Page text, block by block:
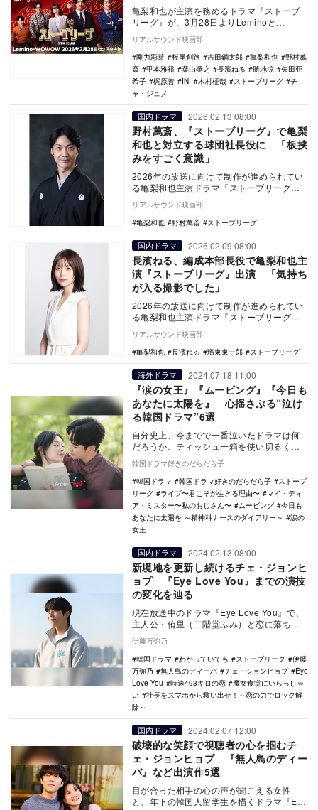
亀梨和也が主演を務めるドラマ『ストーブ
リーグ』が、3月28日よりLeminoと
WOWOWにて一挙放送・配信されることが
決定。あわ…
リアルサウンド映画部
剛力彩芽
板尾創路 吉田鋼太郎 亀梨和也
野村萬
斎
甲本雅裕 葉山奨之 長濱ねる 勝地涼
矢田亜
希子
梶原善 INI 木村柾哉 ストーブリーグ
チ
ャ・ジュノ
国内ドラマ 2026.02.13 08:00
野村萬斎、『ストーブリーグ』で亀梨
和也と対立する球団社長役に 「板挟
みをすごく意識」
2026年の放送に向けて制作が進められてい
る亀梨和也主演ドラマ『ストーブリーグ』
に野村萬斎が出演することが決定した。
本作は…
リアルサウンド映画部
亀梨和也
野村萬斎 ストーブリーグ
国内ドラマ 2026.02.09 08:00
長濱ねる、編成本部長役で亀梨和也主
演『ストーブリーグ』出演 「気持ち
が入る撮影でした」
2026年の放送に向けて制作が進められてい
る亀梨和也主演ドラマ『ストーブリーグ』
に長濱ねるが出演することが発表された。
本作…
リアルサウンド映画部
亀梨和也
長濱ねる 瑠東東一郎 ストーブリーグ
海外ドラマ 2024.07.18 11:00
『涙の女王』『ムービング』『今日も
あなたに太陽を』 心揺さぶる“泣け
る韓国ドラマ”6選
自分史上、今までで一番泣いたドラマは何
だろうか。ティッシュ一箱を使い切るくら
てしまったり、…
韓国ドラマ好きのだらだら子
韓国ドラマ
韓国ドラマ好きのだらだら子
ストーブ
リーグ
ライブ〜君こそが生きる理由〜
マイ・ディ
ア・ミスター〜私のおじさん〜
ムービング
今日も
あなたに太陽を ～精神科ナースのダイアリー～
涙の
女王
国内ドラマ 2024.02.13 08:00
新境地を更新し続けるチェ・ジョンヒ
ョプ 『Eye Love You』までの演技
の変化を辿る
現在放送中のドラマ『Eye Love You』で、
主人公・侑里（二階堂ふみ）と恋に落ちる
韓国人留学生ユン・テオを演じているチ
ェ・…
伊藤万弥乃
韓国ドラマ
わかっていても ストーブリーグ
伊藤
万弥乃
無人島のディーバ チェ・ジョンヒョプ
Eye
Love You
時速493キロの恋
魔女食堂にいらっしゃ
い
社長をスマホから救い出せ！～恋の力でロック解
除～
国内ドラマ 2024.02.07 12:00
破壊的な笑顔で視聴者の心を掴むチ
ェ・ジョンヒョプ 『無人島のディー
バ』など出演作5選
目が合った相手の心の声が聞こえる女性
と、年下の韓国人留学生を描くドラマ『Eye